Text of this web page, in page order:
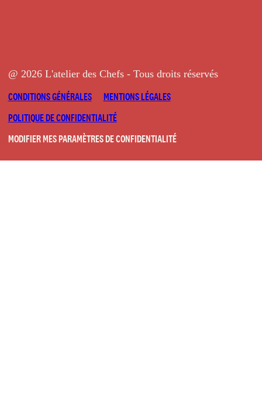
@ 2026 L'atelier des Chefs - Tous droits réservés
CONDITIONS GÉNÉRALES
MENTIONS LÉGALES
POLITIQUE DE CONFIDENTIALITÉ
MODIFIER MES PARAMÈTRES DE CONFIDENTIALITÉ